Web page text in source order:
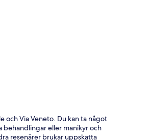
och Via Veneto. Du kan ta något
behandlingar eller manikyr och
resenärer brukar uppskatta